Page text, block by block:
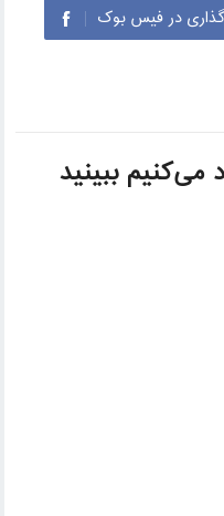
در فیس بوک
ببینید